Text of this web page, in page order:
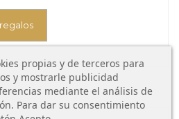
propias y de terceros para
y mostrarle publicidad
mediante el análisis de
Para dar su consentimiento